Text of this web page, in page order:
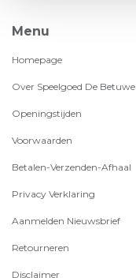
Menu
Homepage
Over Speelgoed De Betuwe
Openingstijden
Voorwaarden
Betalen-Verzenden-Afhaal
Privacy Verklaring
Aanmelden Nieuwsbrief
Retourneren
Disclaimer